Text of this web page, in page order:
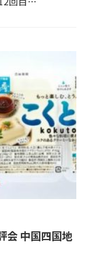
会 中国四国地